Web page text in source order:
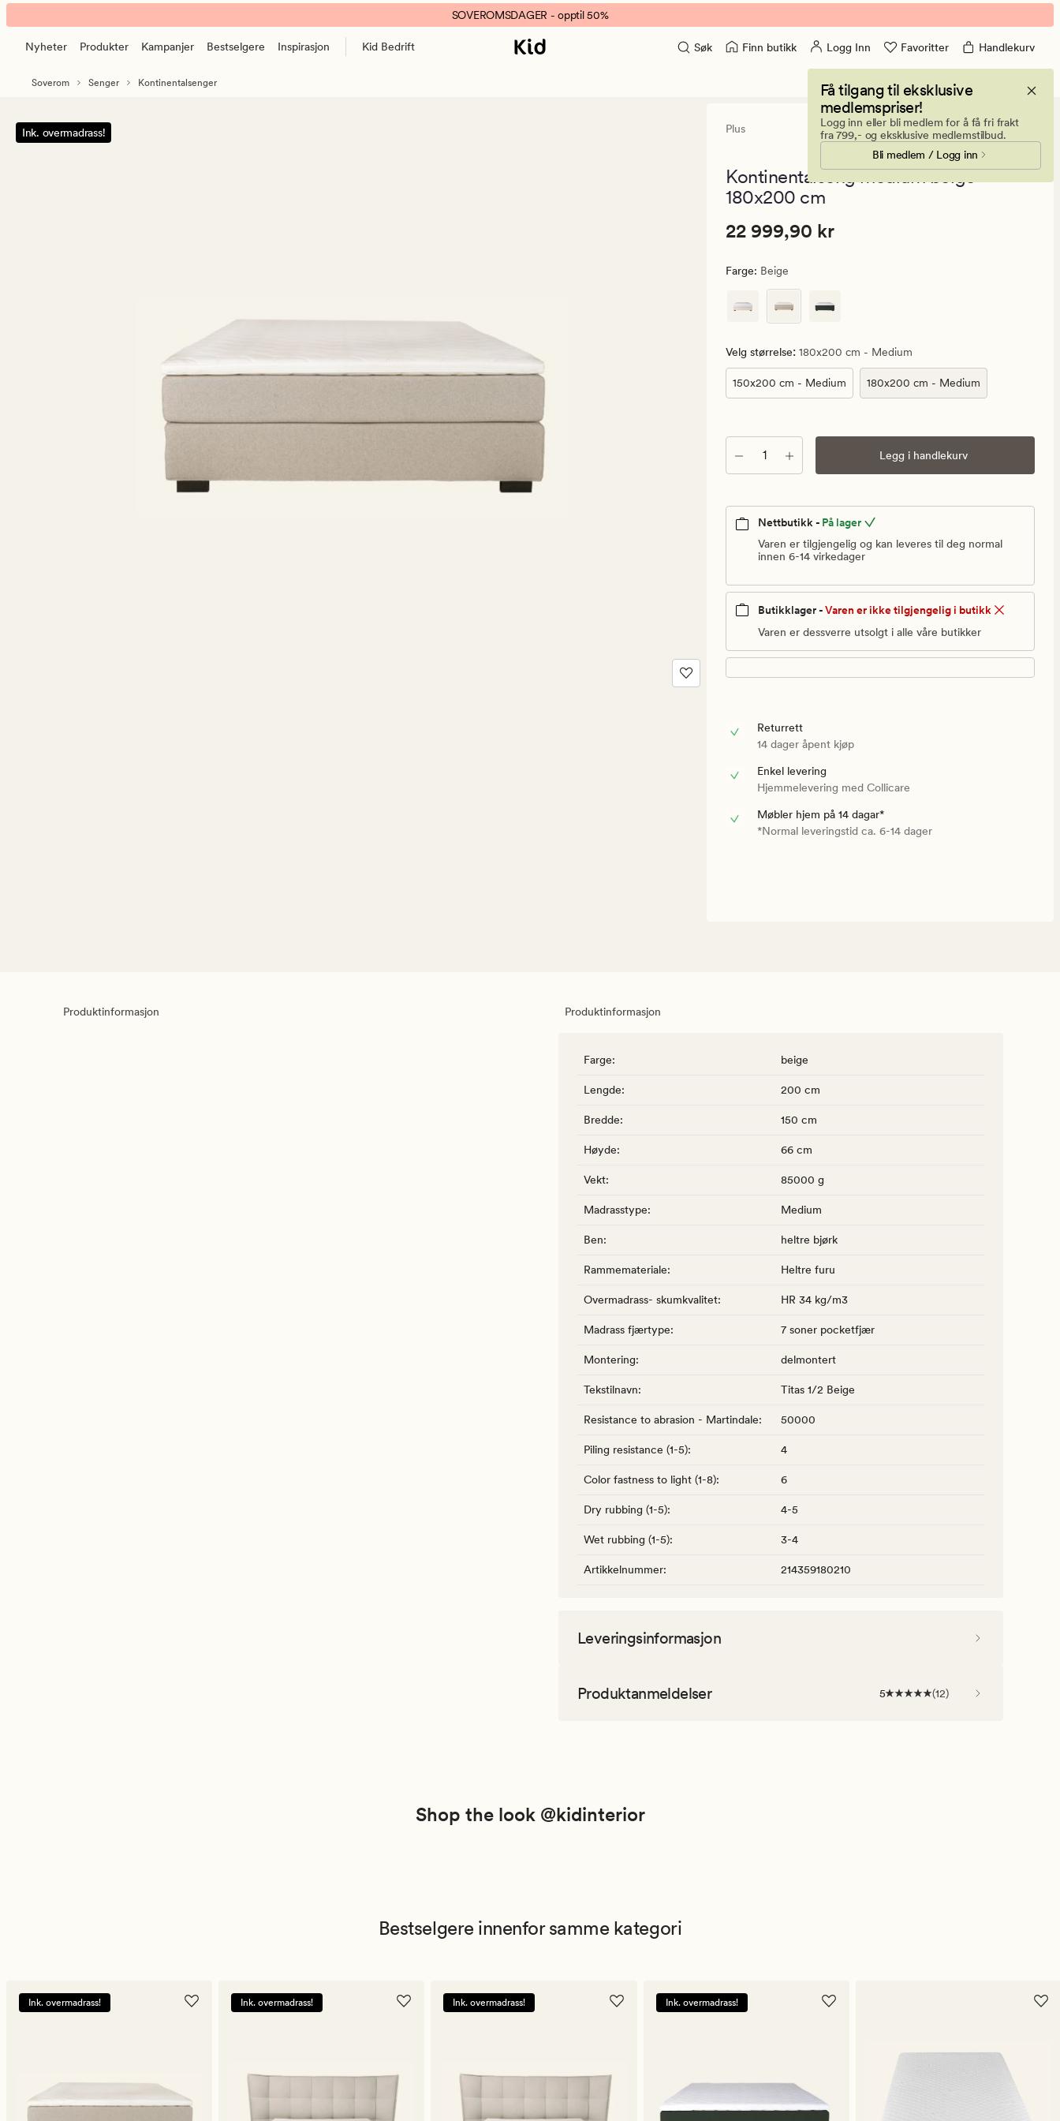
Plus
kontinentalseng
medium
banner.
Klikk
pause.
SOVEROMSDAGER - opptil 50%
Nyheter Produkter Kampanjer Bestselgere Inspirasjon Kid Bedrift Søk Finn butikk Logg Inn Favoritter Handlekurv
Få tilgang til eksklusive
medlemspriser!
Logg inn eller bli medlem for å få fri frakt
fra 799,- og eksklusive medlemstilbud.
Bli medlem / Logg inn
Soverom Senger Kontinentalsenger
Ink. overmadrass! Plus
12
en
5 (12)
Kontinentalseng medium beige -
180x200 cm
Pris
999,90
Vanlig
999,90
kr
Pris 22 999,90 kr
22 999,90 kr
Farge: Beige
Velg størrelse: 180x200 cm - Medium
150x200 cm - Medium 180x200 cm - Medium
Antall Legg i handlekurv
Nettbutikk - På lager
Varen er tilgjengelig og kan leveres til deg normal
innen 6-14 virkedager
Butikklager -Varen er ikke tilgjengelig i butikk
Varen er dessverre utsolgt i alle våre butikker
Returrett
14 dager åpent kjøp
Enkel levering
Hjemmelevering med Collicare
Møbler hjem på 14 dagar*
*Normal leveringstid ca. 6-14 dager
Produktinformasjon Produktinformasjon
Farge: beige
Lengde: 200 cm
Bredde: 150 cm
Høyde: 66 cm
Vekt: 85000 g
Madrasstype: Medium
Ben: heltre bjørk
Rammemateriale: Heltre furu
Overmadrass- skumkvalitet: HR 34 kg/m3
Madrass fjærtype: 7 soner pocketfjær
Montering: delmontert
Tekstilnavn: Titas 1/2 Beige
Resistance to abrasion - Martindale: 50000
Piling resistance (1-5): 4
Color fastness to light (1-8): 6
Dry rubbing (1-5): 4-5
Wet rubbing (1-5): 3-4
Artikkelnummer: 214359180210
Leveringsinformasjon
Produktanmeldelser 5 (12)
Shop the look @kidinterior
Bestselgere innenfor samme kategori
Ink. overmadrass! Ink. overmadrass! Ink. overmadrass! Ink. overmadrass!